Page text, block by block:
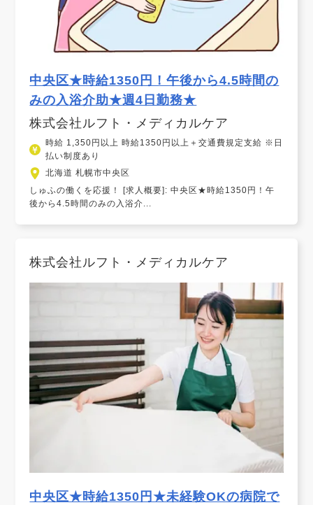
中央区★時給1350円！午後から4.5時間の
みの入浴介助★週4日勤務★
株式会社ルフト・メディカルケア
時給 1,350円以上 時給1350円以上＋交通費規定支給 ※日
払い制度あり
北海道 札幌市中央区
しゅふの働くを応援！ [求人概要]: 中央区★時給1350円！午
後から4.5時間のみの入浴介...
株式会社ルフト・メディカルケア
中央区★時給1350円★未経験OKの病院で